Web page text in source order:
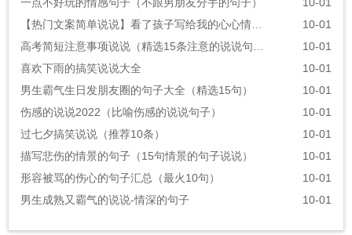
一点不好玩的情感句子（不跟男朋友分手的句子）
10-01
【热门文案简单说说】看了孩子写给我的心心情说说
10-01
高考简短注意事项说说（精选15条注意的说说句子）
10-01
喜欢下雨的搞笑说说大全
10-01
男生霸气生日发朋友圈的句子大全（精选15句）
10-01
伤感的说说2022（比喻伤感的说说句子）
10-01
过七夕搞笑说说（推荐10条）
10-01
描写悲伤的情景的句子（15句情景的句子说说）
10-01
形容被骂的伤心的句子汇总（最火10句）
10-01
男生成熟又霸气的说说-情深的句子
10-01